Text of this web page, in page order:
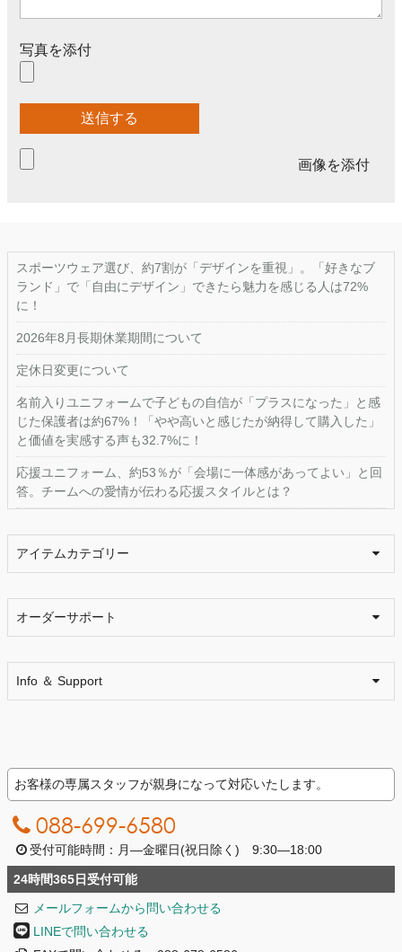
写真を添付
画像を添付
スポーツウェア選び、約7割が「デザインを重視」。「好きなブ
ランド」で「自由にデザイン」できたら魅力を感じる人は72%
に！
2026年8月長期休業期間について
定休日変更について
名前入りユニフォームで子どもの自信が「プラスになった」と感
じた保護者は約67%！「やや高いと感じたが納得して購入した」
と価値を実感する声も32.7%に！
応援ユニフォーム、約53％が「会場に一体感があってよい」と回
答。チームへの愛情が伝わる応援スタイルとは？
アイテムカテゴリー
オーダーサポート
Info ＆ Support
お客様の専属スタッフが親身になって対応いたします。
088-699-6580
受付可能時間：月―金曜日(祝日除く) 9:30―18:00
24時間365日受付可能
メールフォームから問い合わせる
LINEで問い合わせる